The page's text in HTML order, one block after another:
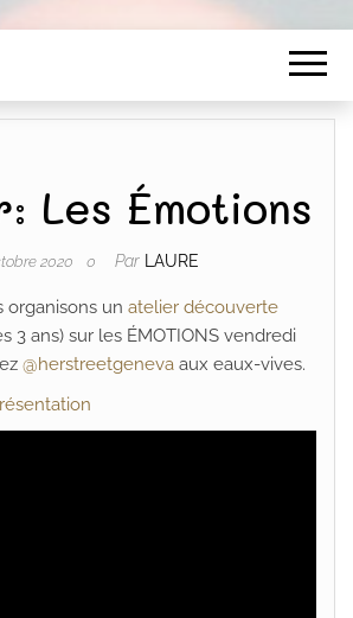
Les Émotions
2020 0 Par LAURE
organisons un atelier découverte
3 ans) sur les ÉMOTIONS vendredi
@herstreetgeneva aux eaux-vives.